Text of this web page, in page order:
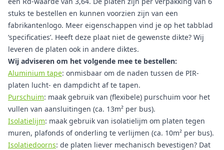
stuks te bestellen en kunnen voorzien zijn van een
fabrikantenlogo. Meer eigenschappen vind je op het tabblad
‘specificaties’. Heeft deze plaat niet de gewenste dikte? Wij
leveren de platen ook in andere diktes.
Wij adviseren om het volgende mee te bestellen:
Aluminium tape: onmisbaar om de naden tussen de PIR-
platen lucht- en dampdicht af te tapen.
Purschuim: maak gebruik van (flexibele) purschuim voor het
vullen van aansluitingen (ca. 13m² per bus).
Isolatielijm: maak gebruik van isolatielijm om platen tegen
muren, plafonds of onderling te verlijmen (ca. 10m² per bus).
Isolatiedoorns: de platen liever mechanisch bevestigen? Dat